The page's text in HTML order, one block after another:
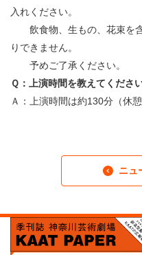
入れください。
飲食物、生もの、花束を含
りできません。
予めご了承ください。
Ｑ：上演時間を教えてくださ
Ａ：上演時間は約130分（休憩
ニュ